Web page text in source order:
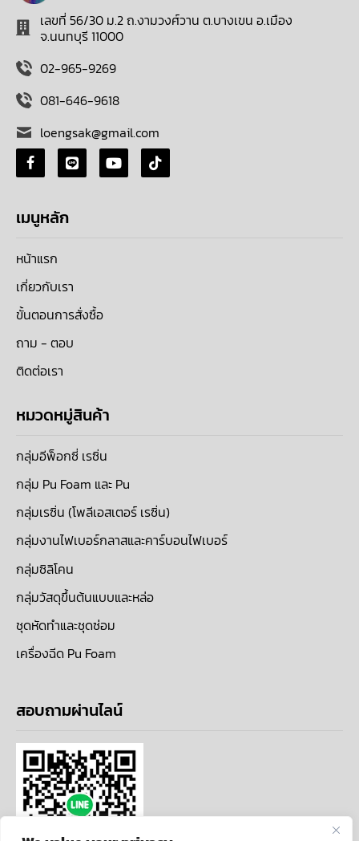
เลขที่ 56/30 ม.2 ถ.งามวงศ์วาน ต.บางเขน อ.เมือง
จ.นนทบุรี 11000
02-965-9269
081-646-9618
loengsak@gmail.com
เมนูหลัก
หน้าแรก
เกี่ยวกับเรา
ขั้นตอนการสั่งซื้อ
ถาม - ตอบ
ติดต่อเรา
หมวดหมู่สินค้า
กลุ่มอีพ็อกซี่ เรซิ่น
กลุ่ม Pu Foam และ Pu
กลุ่มเรซิ่น (โพลีเอสเตอร์ เรซิ่น)
กลุ่มงานไฟเบอร์กลาสและคาร์บอนไฟเบอร์
กลุ่มซิลิโคน
กลุ่มวัสดุขึ้นต้นแบบและหล่อ
ชุดหัดทำและชุดซ่อม
เครื่องฉีด Pu Foam
สอบถามผ่านไลน์